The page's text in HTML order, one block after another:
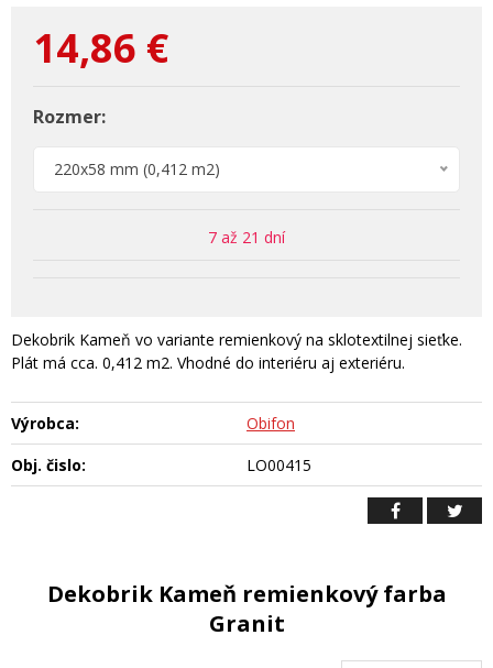
14,86 €
Rozmer:
220x58 mm (0,412 m2)
7 až 21 dní
Dekobrik Kameň vo variante remienkový na sklotextilnej sieťke.
Plát má cca. 0,412 m2. Vhodné do interiéru aj exteriéru.
Výrobca:
Obifon
Obj. čislo:
LO00415
Dekobrik Kameň remienkový farba
Granit